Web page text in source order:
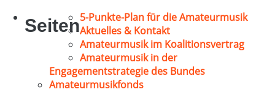
Seiten5-Punkte-Plan für die Amateurmusik
Aktuelles & Kontakt
Amateurmusik im Koalitionsvertrag
Amateurmusik in der
Engagementstrategie des Bundes
Amateurmusikfonds